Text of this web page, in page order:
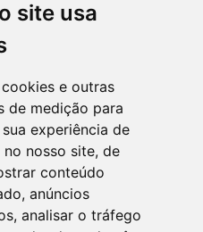
site usa
e outras
de medição para
experiência de
no nosso site, de
conteúdo
anúncios
analisar o tráfego
gratuitas
encomenda em qualquer
uma árvore! Leia mais